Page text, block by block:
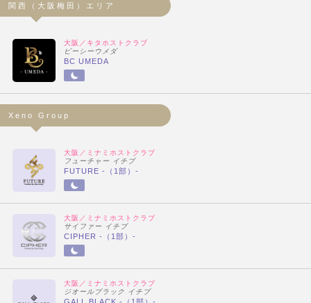
関西（大阪梅田）エリア
大阪／キタホストクラブ
ビーシーウメダ
BC UMEDA
Xeno Group
大阪／ミナミホストクラブ
フューチャー イチブ
FUTURE -（1部）-
大阪／ミナミホストクラブ
サイファー イチブ
CIPHER -（1部）-
大阪／ミナミホストクラブ
ジオールブラック イチブ